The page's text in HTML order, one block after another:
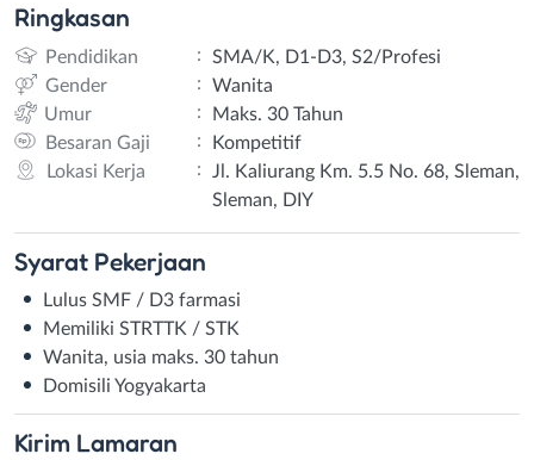
Ringkasan
Pendidikan :
SMA/K, D1-D3, S2/Profesi
Gender
:
Wanita
Umur
:
Maks. 30 Tahun
Besaran Gaji
:
Kompetitif
Lokasi Kerja
:
Jl. Kaliurang Km. 5.5 No. 68, Sleman,
Sleman, DIY
Syarat Pekerjaan
Lulus SMF / D3 farmasi
Memiliki STRTTK / STK
Wanita, usia maks. 30 tahun
Domisili Yogyakarta
Kirim Lamaran